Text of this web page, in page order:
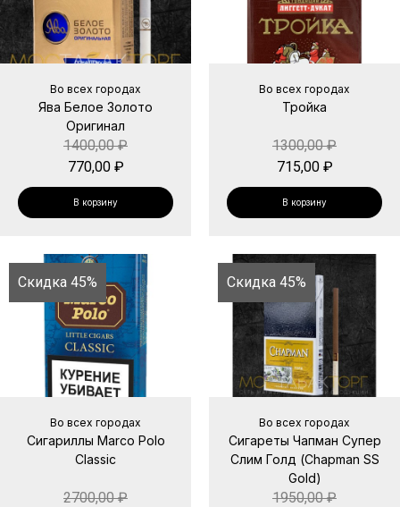
Во всех городах
Ява Белое Золото
Оригинал
1400,00₽
770,00 ₽
В корзину
Во всех городах
Тройка
1300,00₽
715,00 ₽
В корзину
Скидка 45%
Во всех городах
Сигариллы Marco Polo
Classic
2700,00₽
Скидка 45%
Во всех городах
Сигареты Чапман Супер
Слим Голд (Chapman SS
Gold)
1950,00₽